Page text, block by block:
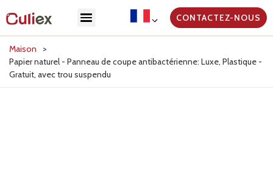
CONTACTEZ-NOUS
Maison
>
Papier naturel - Panneau de coupe antibactérienne: Luxe, Plastique -
Gratuit, avec trou suspendu